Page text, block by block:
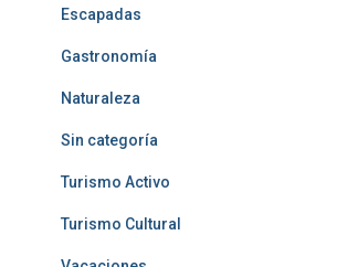
Escapadas
Gastronomía
Naturaleza
Sin categoría
Turismo Activo
Turismo Cultural